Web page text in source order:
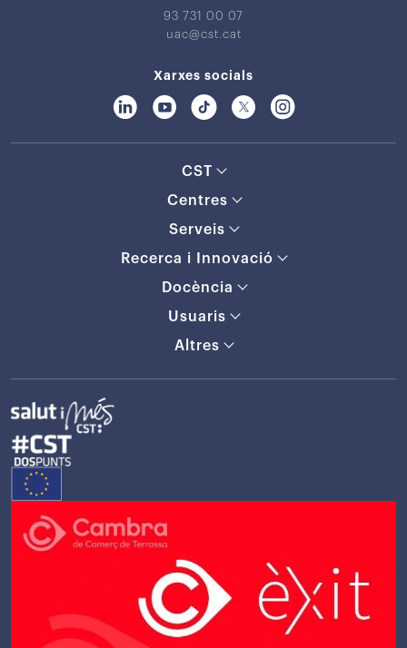
93 731 00 07
uac@cst.cat
Xarxes socials
CST
Centres
Serveis
Recerca i Innovació
Docència
Usuaris
Altres